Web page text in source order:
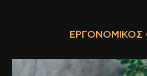
ΕΡΓΟΝΟΜΙΚΌΣ